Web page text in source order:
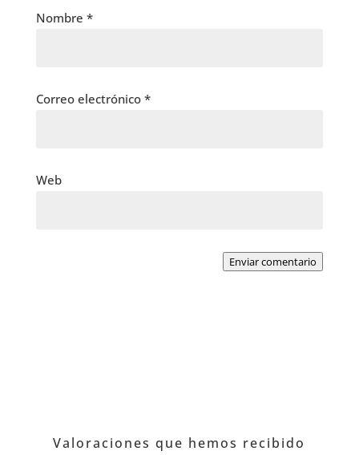
Nombre *
Correo electrónico *
Web
Enviar comentario
Valoraciones que hemos recibido